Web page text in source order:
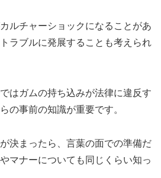
ルチャーショックになることがあ
ラブルに発展することも考えられ
はガムの持ち込みが法律に違反す
の事前の知識が重要です。
決まったら、言葉の面での準備だ
マナーについても同じくらい知っ